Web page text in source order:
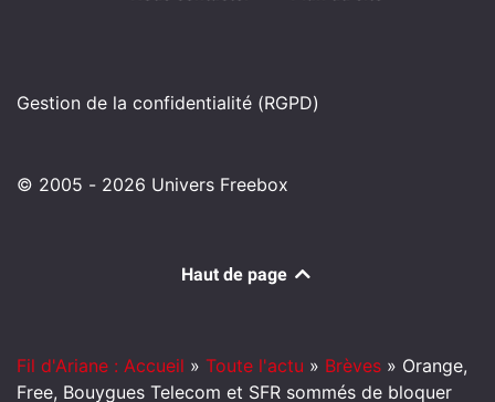
Gestion de la confidentialité (RGPD)
© 2005 - 2026 Univers Freebox
Haut de page
Fil d'Ariane : Accueil » Toute l'actu » Brèves » Orange,
Free, Bouygues Telecom et SFR sommés de bloquer